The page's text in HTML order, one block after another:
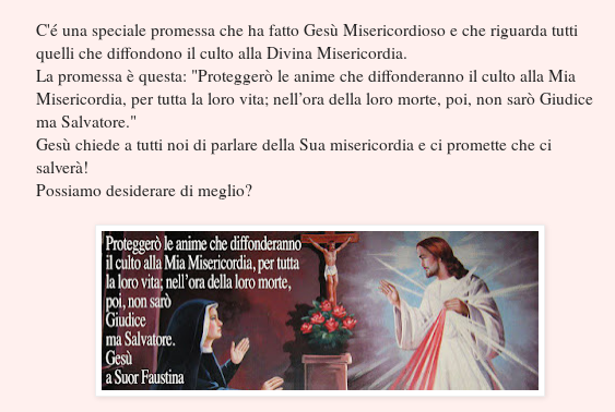
C'é una speciale promessa che ha fatto Gesù Misericordioso e che riguarda tutti
quelli che diffondono il culto alla Divina Misericordia.
La promessa è questa: "Proteggerò le anime che diffonderanno il culto alla Mia
Misericordia, per tutta la loro vita; nell’ora della loro morte, poi, non sarò Giudice
ma Salvatore."
Gesù chiede a tutti noi di parlare della Sua misericordia e ci promette che ci
salverà!
Possiamo desiderare di meglio?